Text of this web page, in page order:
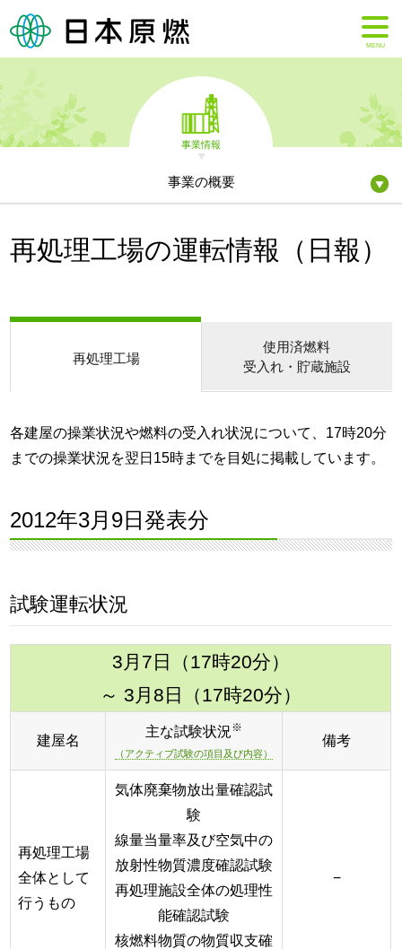
MENU
事業情報
事業の概要
再処理工場の運転情報（日報）
再処理工場
使用済燃料
受入れ・貯蔵施設
各建屋の操業状況や燃料の受入れ状況について、17時20分
までの操業状況を翌日15時までを目処に掲載しています。
2012年3月9日発表分
試験運転状況
3月7日（17時20分）
～ 3月8日（17時20分）
建屋名
主な試験状況※
（アクティブ試験の項目及び内容）
備考
再処理工場
全体として
行うもの
気体廃棄物放出量確認試
験
線量当量率及び空気中の
放射性物質濃度確認試験
再処理施設全体の処理性
能確認試験
核燃料物質の物質収支確
−